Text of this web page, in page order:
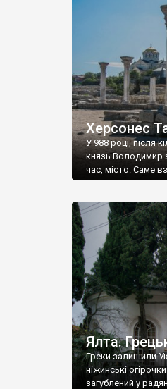
візантійської
культурної
Офіційно – на
влада в Україні
Херсонес
У 988 році, після
князь Володимир
час, місто. Саме
диктувати свої
Херсонесі
християнином. А
Херсонесу
Ялта.
Греки залишили
ніжинські
загублений у